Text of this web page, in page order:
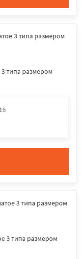
типа размером
3 типа размером